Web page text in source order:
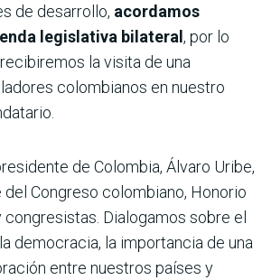
de desarrollo, acordamos
legislativa bilateral, por lo
la visita de una
colombianos en nuestro
de Colombia, Álvaro Uribe,
Congreso colombiano, Honorio
congresistas. Dialogamos sobre el
democracia, la importancia de una
entre nuestros países y